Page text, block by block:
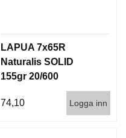
LAPUA 7x65R
Naturalis SOLID
155gr 20/600
74,10 Logga inn